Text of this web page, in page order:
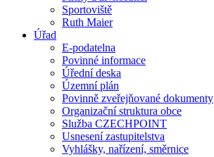
Sportoviště
Ruth Maier
Úřad
E-podatelna
Povinné informace
Úřední deska
Územní plán
Povinně zveřejňované dokumenty
Organizační struktura obce
Služba CZECHPOINT
Usnesení zastupitelstva
Vyhlášky, nařízení, směrnice